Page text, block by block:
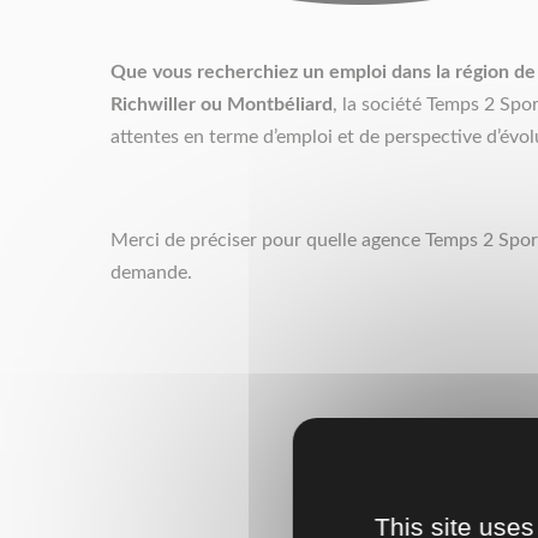
Que vous recherchiez un emploi dans la région
Richwiller ou Montbéliard, la société Temps 2
attentes en terme d’emploi et de perspective
Merci de préciser pour quelle agence Temps 2
demande.
This site